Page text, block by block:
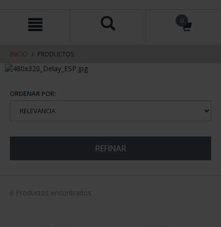
contenido
navegacin
0
INICIO PRODUCTOS
ORDENAR POR:
REFINAR
8 Productos encontrados